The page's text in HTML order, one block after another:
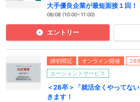
大手優良企業が最短面接１回！
08/08 (10:00~11:00)
エントリー
締切間近 オンライン開催
28
エージェントサービス
＜28卒＞「就活全くやってな
きます！